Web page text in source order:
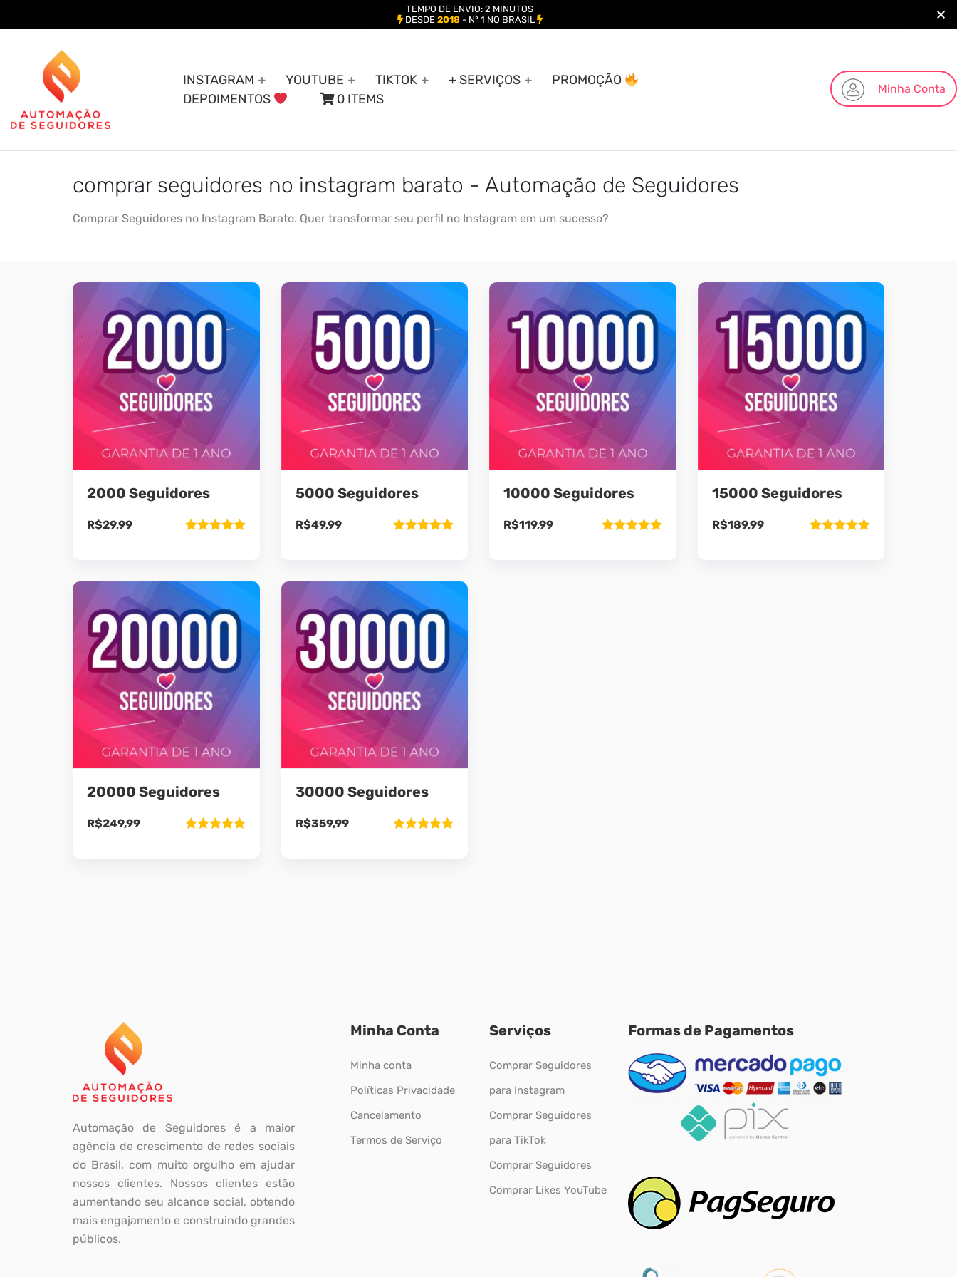
INSTAGRAM YOUTUBE TIKTOK + SERVIÇOS
PROMOÇÃO
DEPOIMENTOS
0 ITEMS
Minha Conta
comprar seguidores no instagram barato - Automação de Seguidores
Comprar Seguidores no Instagram Barato. Quer transformar seu perfil no Instagram em um sucesso?
2000 Seguidores
R$29,99
5000 Seguidores
R$49,99
10000 Seguidores
R$119,99
15000 Seguidores
R$189,99
20000 Seguidores
R$249,99
30000 Seguidores
R$359,99
Automação de Seguidores é a maior
agência de crescimento de redes sociais
do Brasil, com muito orgulho em ajudar
nossos clientes. Nossos clientes estão
aumentando seu alcance social, obtendo
mais engajamento e construindo grandes
públicos.
Minha Conta
Minha conta
Políticas Privacidade
Cancelamento
Termos de Serviço
Serviços
Comprar Seguidores
para Instagram
Comprar Seguidores
para TikTok
Comprar Seguidores
Comprar Likes YouTube
Formas de Pagamentos
TEMPO DE ENVIO: 2 MINUTOS
DESDE 2018- Nº 1 NO BRASIL